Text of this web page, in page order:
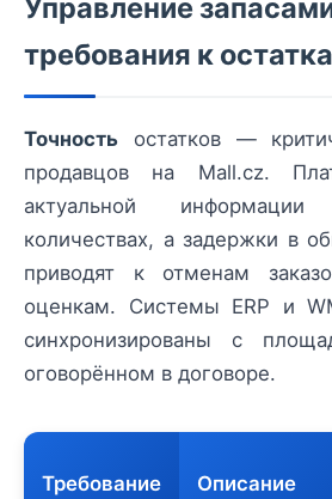
Управление
требования к
Точность остатков —
продавцов на Mall.cz.
актуальной
количествах, а задержки в
приводят к отменам
оценкам. Системы ERP и
синхронизированы с
оговорённом в договоре.
Требование Описание